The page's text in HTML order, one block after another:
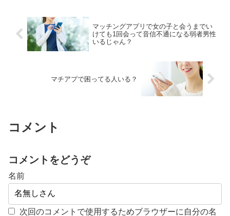
マッチングアプリで女の子と会うまでい
けても1回会って音信不通になる弱者男性
いるじゃん？
マチアプで困ってる人いる？
コメント
コメントをどうぞ
名前
次回のコメントで使用するためブラウザーに自分の名